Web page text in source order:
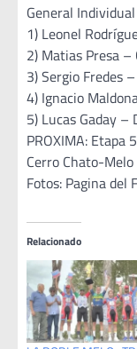
General Individual
1) Leonel
2) Matias Presa –
3) Sergio Fredes
4) Ignacio
5) Lucas Gaday –
PROXIMA: Etapa
Cerro Chato-
Fotos: Pagina del
Relacionado